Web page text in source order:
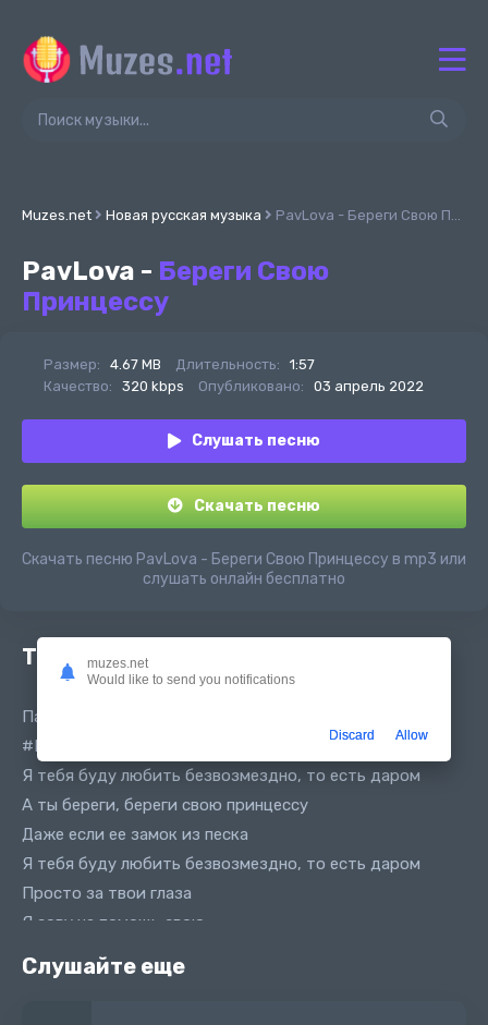
Muzes.net Новая русская музыка PavLova - Береги Свою Принцессу
PavLova - Береги Свою
Принцессу
Размер: 4.67 MB Длительность:
1:57
Качество:
320 kbps Опубликовано: 03 апрель 2022
Слушать песню
Скачать песню
Скачать песню PavLova - Береги Свою Принцессу в mp3 или
слушать онлайн бесплатно
Текст песни
Павлова - Береги свою принцессу
#PavLova - Береги свою принцессу
Я тебя буду любить безвозмездно, то есть даром
А ты береги, береги свою принцессу
Даже если ее замок из песка
Я тебя буду любить безвозмездно, то есть даром
Просто за твои глаза
Я зову на помощь свою
Свиту из подруг
Они промывают мне мозги без рег и смс
Слушайте еще
muzes.net
Would like to send you notifications
Discard Allow